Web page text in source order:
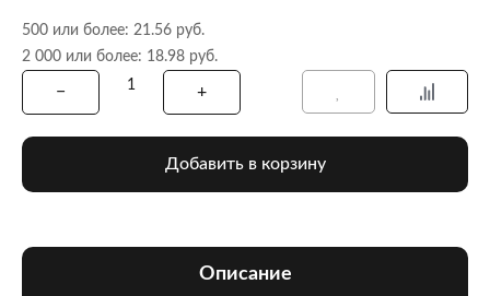
500 или более: 21.56 руб.
2 000 или более: 18.98 руб.
Добавить в корзину
Описание